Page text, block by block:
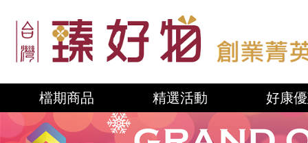
檔期商品 精選活動 好康